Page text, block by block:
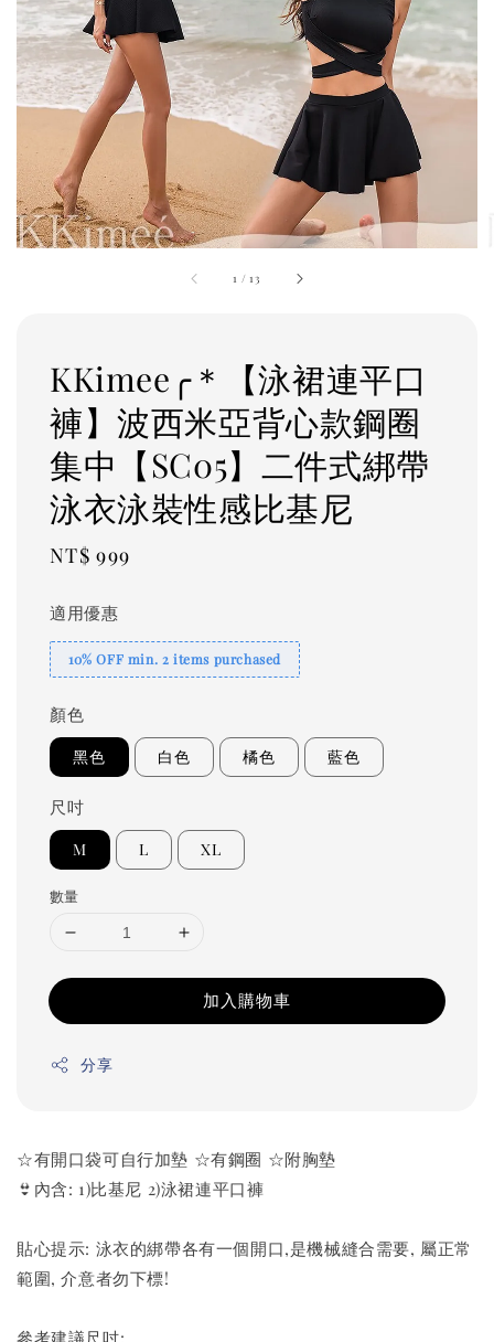
1 /13
KKimee╭＊【泳裙連平口
褲】波西米亞背心款鋼圈
集中【SC05】二件式綁帶
泳衣泳裝性感比基尼
Regular
NT$ 999
適用優惠
10% OFF min. 2 items purchased
顏色
黑色 白色 橘色 藍色
尺吋
M L XL
數量
加入購物車
分享
☆有開口袋可自行加墊 ☆有鋼圈 ☆附胸墊
👙內含: 1)比基尼 2)泳裙連平口褲
貼心提示: 泳衣的綁帶各有一個開口,是機械縫合需要, 屬正常
範圍, 介意者勿下標!